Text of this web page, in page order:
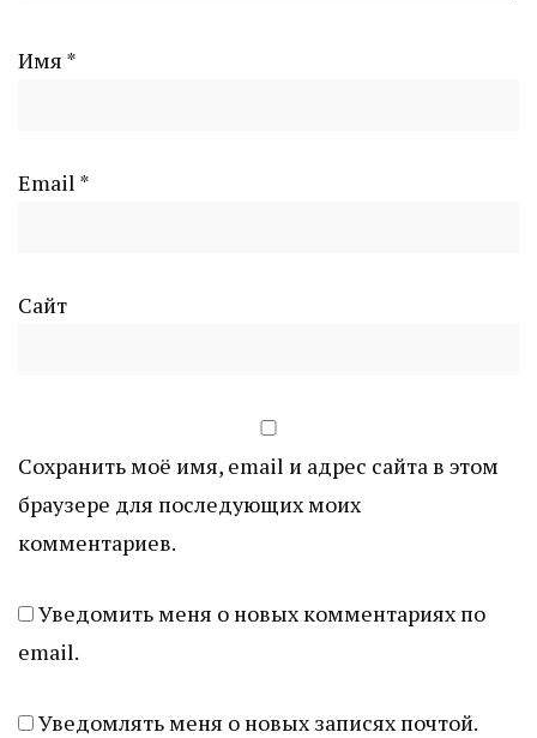
Имя *
Email *
Сайт
Сохранить моё имя, email и адрес сайта в этом
браузере для последующих моих
комментариев.
Уведомить меня о новых комментариях по
email.
Уведомлять меня о новых записях почтой.